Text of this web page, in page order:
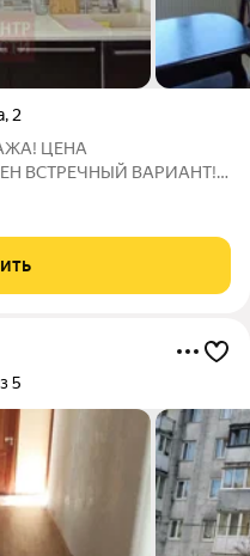
, 2
ЦЕНА
ВСТРЕЧНЫЙ ВАРИАНТ!
комнатная квартира,
кирпичного
5